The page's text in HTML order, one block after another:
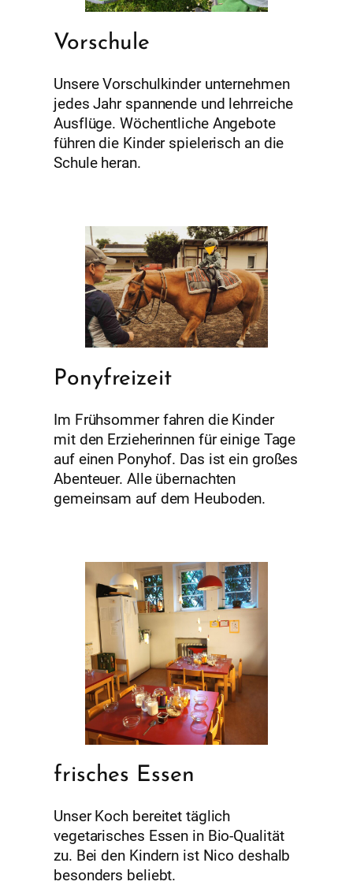
Vorschule
Unsere Vorschulkinder unternehmen
jedes Jahr spannende und lehrreiche
Ausflüge. Wöchentliche Angebote
führen die Kinder spielerisch an die
Schule heran.
Ponyfreizeit
Im Frühsommer fahren die Kinder
mit den Erzieherinnen für einige Tage
auf einen Ponyhof. Das ist ein großes
Abenteuer. Alle übernachten
gemeinsam auf dem Heuboden.
frisches Essen
Unser Koch bereitet täglich
vegetarisches Essen in Bio-Qualität
zu. Bei den Kindern ist Nico deshalb
besonders beliebt.